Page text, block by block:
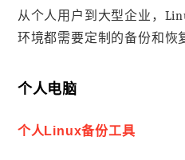
从个人用户到大型企业，
环境都需要定制的备份和恢
个人电脑
个人Linux备份工具